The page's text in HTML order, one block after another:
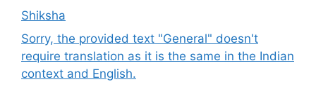
Shiksha
Sorry, the provided text "General" doesn't
require translation as it is the same in the Indian
context and English.